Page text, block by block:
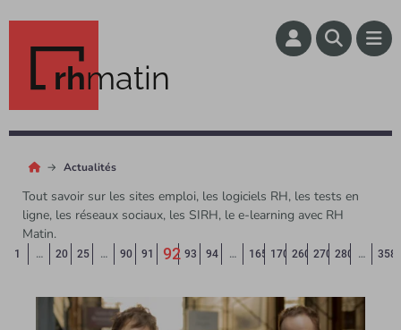
rhmatin
Actualités
Tout savoir sur les sites emploi, les logiciels RH, les tests en
ligne, les réseaux sociaux, les SIRH, le e-learning avec RH
Matin.
Page précédente
1 … 20 25 … 90 91
92 93 94 … 165 170 260 270 280 … 358